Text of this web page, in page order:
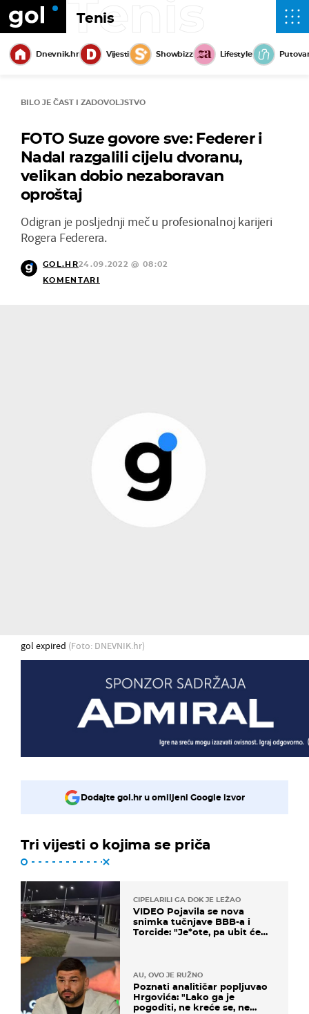
Tenis
Tenis
Dnevnik.hr Vijesti Showbizz Lifestyle
BILO JE ČAST I ZADOVOLJSTVO
FOTO Suze govore sve: Federer i
Nadal razgalili cijelu dvoranu,
velikan dobio nezaboravan
oproštaj
Odigran je posljednji meč u profesionalnoj karijeri
Rogera Federera.
GOL.HR24.09.2022 @ 08:02
KOMENTARI
gol expired (Foto: DNEVNIK.hr)
Dodajte gol.hr u omiljeni Google izvor
Tri vijesti o kojima se priča
CIPELARILI GA DOK JE LEŽAO
VIDEO Pojavila se nova
snimka tučnjave BBB-a i
Torcide: "Je*ote, pa ubit će
AU, OVO JE RUŽNO
Poznati analitičar popljuvao
Hrgovića: "Lako ga je
pogoditi, ne kreće se, ne